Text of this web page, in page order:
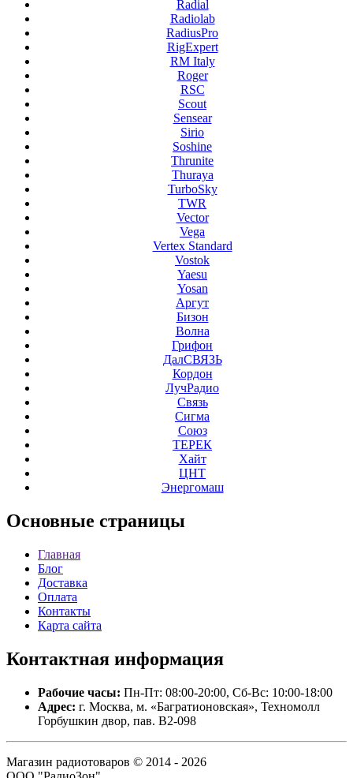
Radial
Radiolab
RadiusPro
RigExpert
RM Italy
Roger
RSC
Scout
Sensear
Sirio
Soshine
Thrunite
Thuraya
TurboSky
TWR
Vector
Vega
Vertex Standard
Vostok
Yaesu
Yosan
Аргут
Бизон
Волна
Грифон
ДалСВЯЗЬ
Кордон
ЛучРадио
Связь
Сигма
Союз
ТЕРЕК
Хайт
ЦНТ
Энергомаш
Основные страницы
Главная
Блог
Доставка
Оплата
Контакты
Карта сайта
Контактная информация
Рабочие часы: Пн-Пт: 08:00-20:00, Сб-Вс: 10:00-18:00
Адрес: г. Москва, м. «Багратионовская», Техномолл
Горбушкин двор, пав. B2-098
Магазин радиотоваров © 2014 - 2026